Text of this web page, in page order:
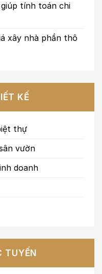
tính toán chi
xây nhà phần thô
KẾ
thự
vườn
doanh
TUYẾN